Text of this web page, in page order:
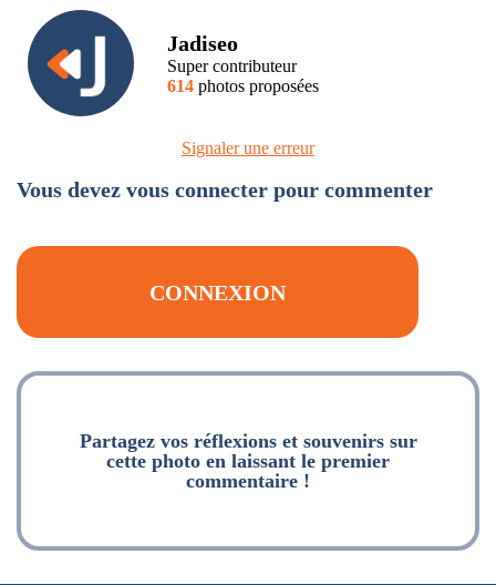
Jadiseo
Super contributeur
614 photos proposées
Signaler une erreur
Vous devez vous connecter pour commenter
CONNEXION
Partagez vos réflexions et souvenirs sur
cette photo en laissant le premier
commentaire !